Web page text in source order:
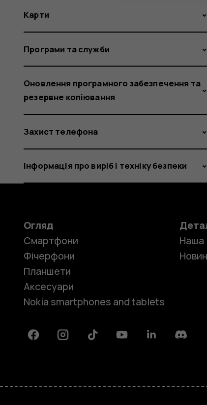
Карти
Програми та служби
Оновлення програмного забезпечення та
резервне копіювання
Захист телефона
Інформація про виріб і техніку безпеки
Огляд
Смартфони
Фічерфони
Планшети
Аксесуари
Nokia smartphones and tablets
Наша
FacebookInstagramTiktok YoutubeLinkedinDiscord